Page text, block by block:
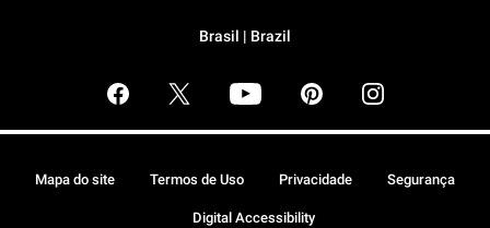
Brasil | Brazil
Mapa do site Termos de Uso Privacidade Segurança
Digital Accessibility